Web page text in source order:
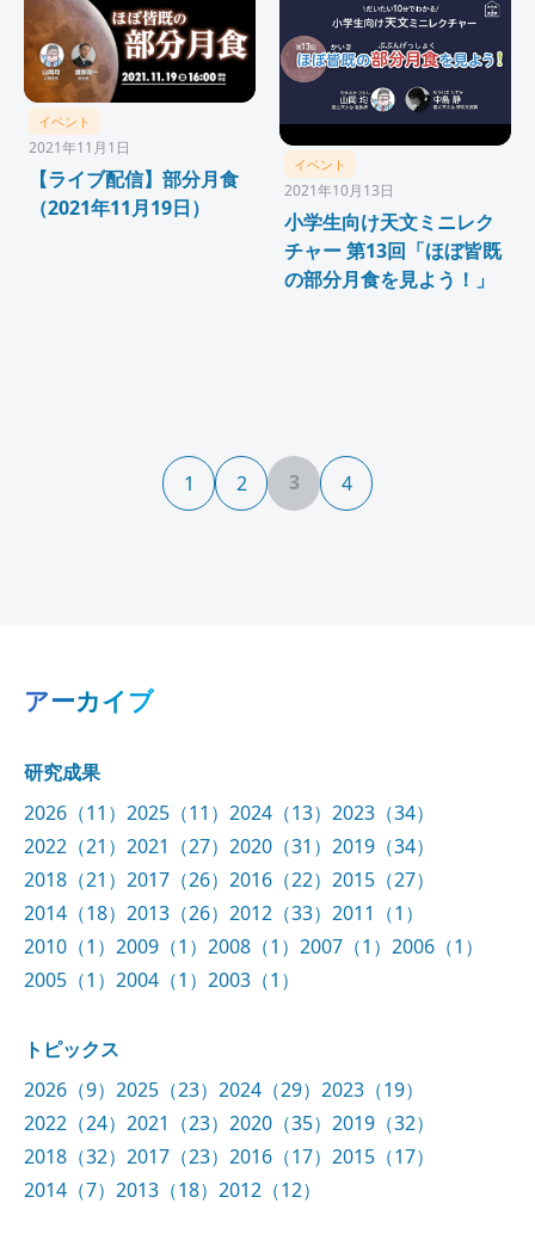
イベント
2021年11月1日
【ライブ配信】部分月食
（2021年11月19日）
イベント
2021年10月13日
小学生向け天文ミニレク
チャー 第13回「ほぼ皆既
の部分月食を見よう！」
1 2 3 4
アーカイブ
研究成果
2026（11） 2025（11） 2024（13） 2023（34）
2022（21） 2021（27） 2020（31） 2019（34）
2018（21） 2017（26） 2016（22） 2015（27）
2014（18） 2013（26） 2012（33） 2011（1）
2010（1） 2009（1） 2008（1） 2007（1） 2006（1）
2005（1） 2004（1） 2003（1）
トピックス
2026（9） 2025（23） 2024（29） 2023（19）
2022（24） 2021（23） 2020（35） 2019（32）
2018（32） 2017（23） 2016（17） 2015（17）
2014（7） 2013（18） 2012（12）